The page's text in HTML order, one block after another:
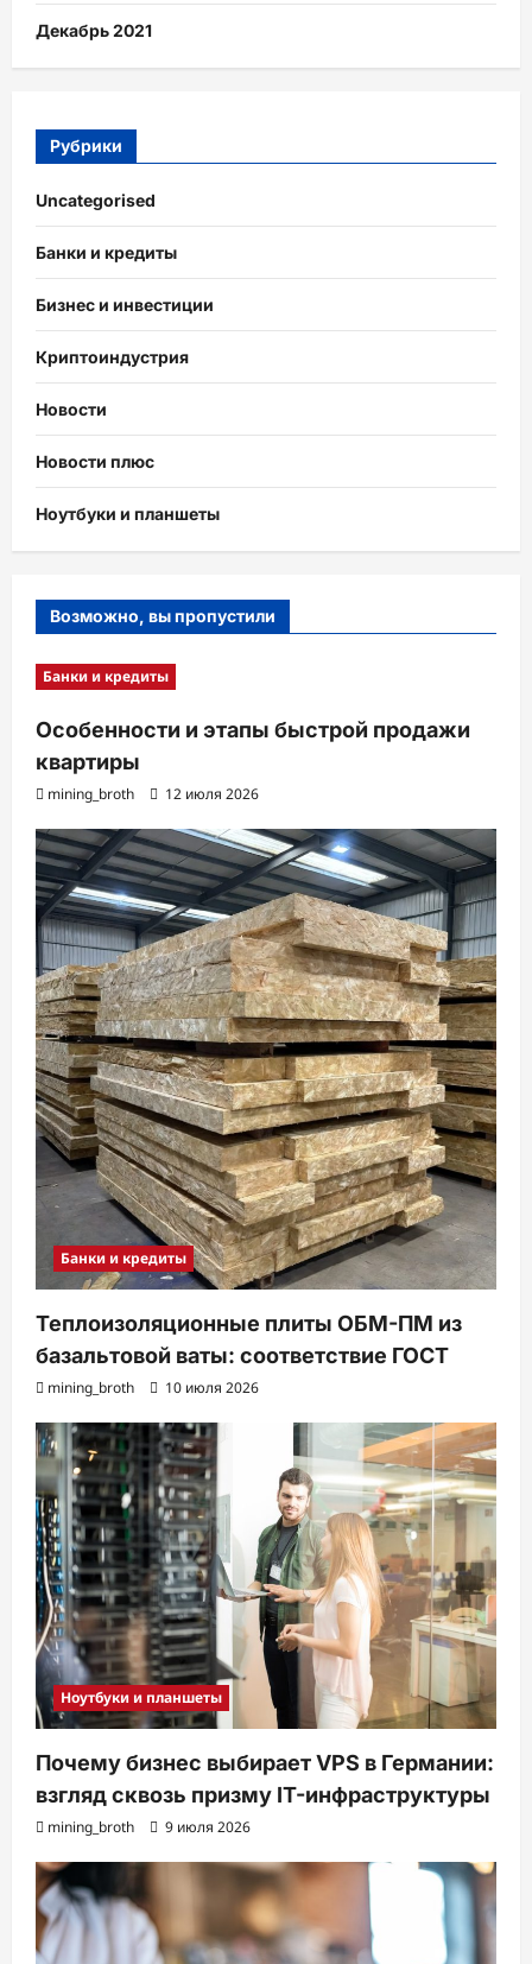
Декабрь 2021
Рубрики
Uncategorised
Банки и кредиты
Бизнес и инвестиции
Криптоиндустрия
Новости
Новости плюс
Ноутбуки и планшеты
Возможно, вы пропустили
Банки и кредиты
Особенности и этапы быстрой продажи
квартиры
mining_broth 12 июля 2026
Банки и кредиты
Теплоизоляционные плиты ОБМ-ПМ из
базальтовой ваты: соответствие ГОСТ
mining_broth 10 июля 2026
Ноутбуки и планшеты
Почему бизнес выбирает VPS в Германии:
взгляд сквозь призму IT-инфраструктуры
mining_broth 9 июля 2026